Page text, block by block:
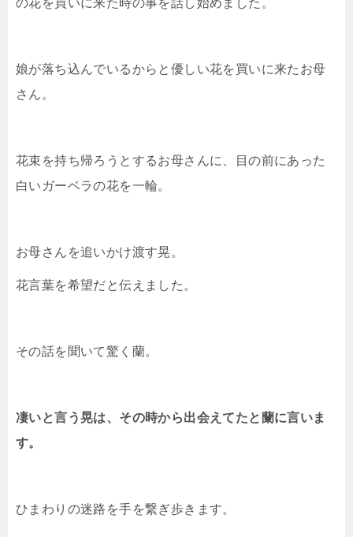
の花を買いに来た時の事を話し始めました。
娘が落ち込んでいるからと優しい花を買いに来たお母
さん。
花束を持ち帰ろうとするお母さんに、目の前にあった
白いガーベラの花を一輪。
お母さんを追いかけ渡す晃。
花言葉を希望だと伝えました。
その話を聞いて驚く蘭。
凄いと言う晃は、その時から出会えてたと蘭に言いま
す。
ひまわりの迷路を手を繋ぎ歩きます。